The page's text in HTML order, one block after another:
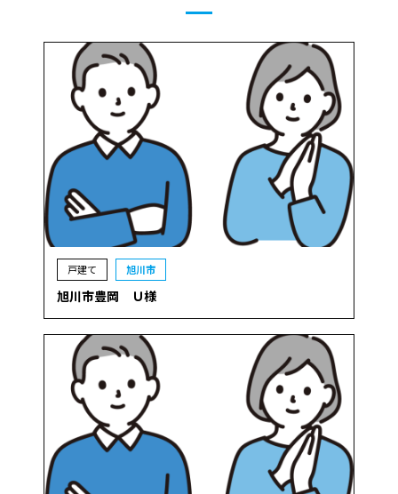
戸建て 旭川市
旭川市豊岡 Ｕ様